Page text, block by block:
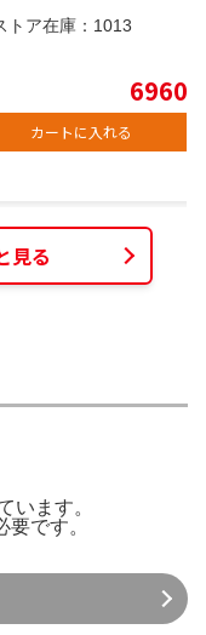
トア在庫： 1013
6960
カートに入れる
見る
います。
要です。